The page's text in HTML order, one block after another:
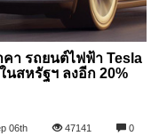
า รถยนต์ไฟฟ้า Tesla
นสหรัฐ​ฯ​ ลงอีก 20%
06th 47141 0